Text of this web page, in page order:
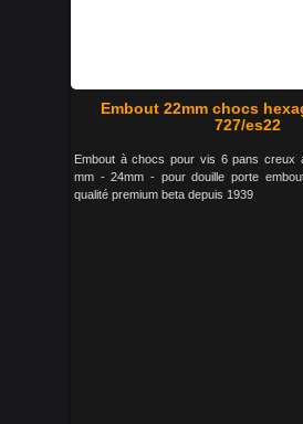
Embout 22mm chocs
727/es22
Embout à chocs pour vis 6 pans creux
mm - 24mm - pour douille porte
qualité premium beta depuis 1939